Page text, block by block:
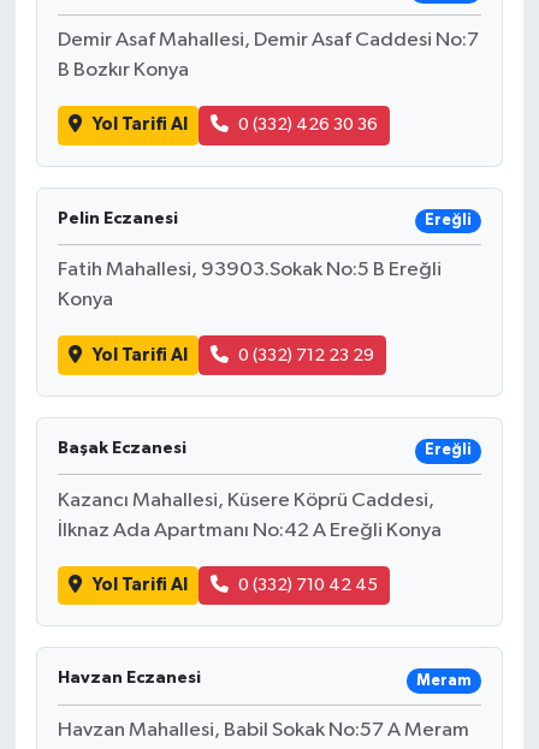
Demir Asaf Mahallesi, Demir Asaf Caddesi No:7
B Bozkır Konya
Yol Tarifi Al 0 (332) 426 30 36
Pelin Eczanesi Ereğli
Fatih Mahallesi, 93903.Sokak No:5 B Ereğli
Konya
Yol Tarifi Al 0 (332) 712 23 29
Başak Eczanesi Ereğli
Kazancı Mahallesi, Küsere Köprü Caddesi,
İlknaz Ada Apartmanı No:42 A Ereğli Konya
Yol Tarifi Al 0 (332) 710 42 45
Havzan Eczanesi Meram
Havzan Mahallesi, Babil Sokak No:57 A Meram